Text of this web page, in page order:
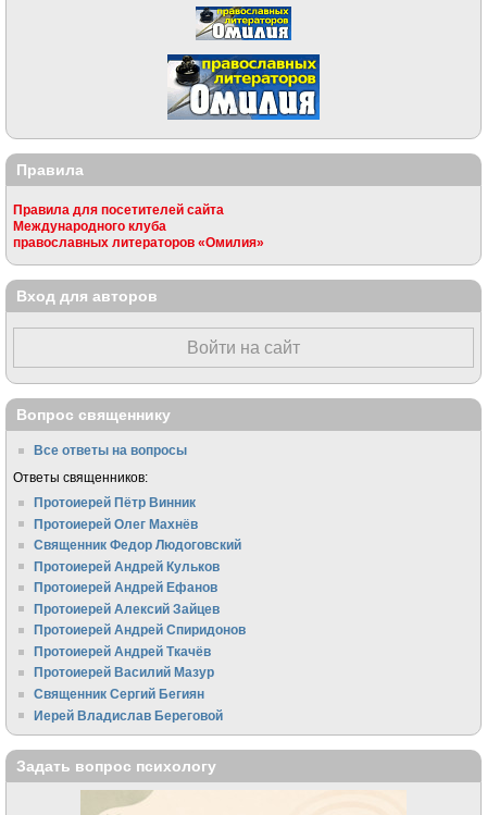
Правила
Правила для посетителей сайта
Международного клуба
православных литераторов «Омилия»
Вход для авторов
Войти на сайт
Вопрос священнику
Все ответы на вопросы
Ответы священников:
Протоиерей Пётр Винник
Протоиерей Олег Махнёв
Священник Федор Людоговский
Протоиерей Андрей Кульков
Протоиерей Андрей Ефанов
Протоиерей Алексий Зайцев
Протоиерей Андрей Спиридонов
Протоиерей Андрей Ткачёв
Протоиерей Василий Мазур
Священник Сергий Бегиян
Иерей Владислав Береговой
Задать вопрос психологу